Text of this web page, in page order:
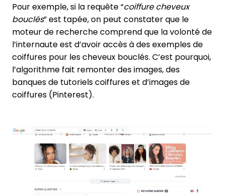
Pour exemple, si la requête “coiffure cheveux
bouclés” est tapée, on peut constater que le
moteur de recherche comprend que la volonté de
l’internaute est d’avoir accès à des exemples de
coiffures pour les cheveux bouclés. C’est pourquoi,
l’algorithme fait remonter des images, des
banques de tutoriels coiffures et d’images de
coiffures (Pinterest).